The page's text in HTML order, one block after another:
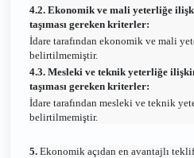
4.2. Ekonomik ve mali yeterliğe
taşıması gereken kriterler:
İdare tarafından ekonomik ve mali
belirtilmemiştir.
4.3. Mesleki ve teknik yeterliğe
taşıması gereken kriterler:
İdare tarafından mesleki ve teknik
belirtilmemiştir.
5. Ekonomik açıdan en avantajlı